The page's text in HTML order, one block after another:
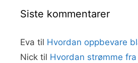
Siste kommentarer
Eva til Hvordan oppbevare
Nick til Hvordan strømme